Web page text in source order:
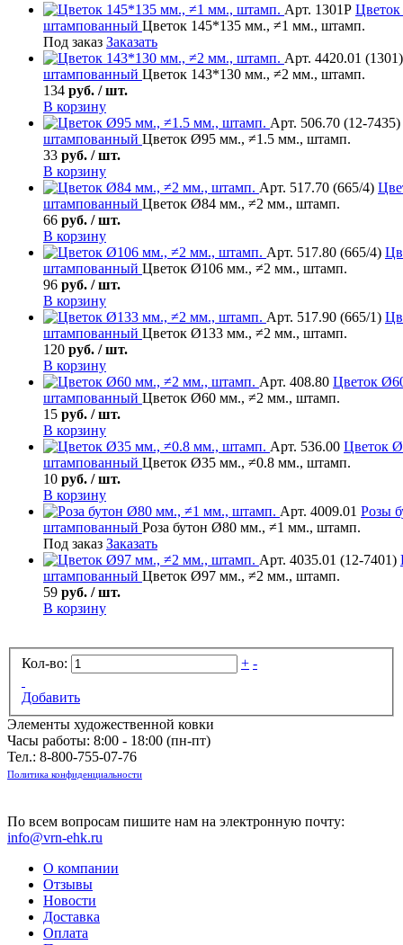
Арт. 1301Р Цветок
штампованный Цветок 145*135 мм., ≠1 мм., штамп.
Под заказ Заказать
Арт. 4420.01 (1301)
штампованный Цветок 143*130 мм., ≠2 мм., штамп.
134 руб. / шт.
В корзину
Арт. 506.70 (12-7435)
штампованный Цветок Ø95 мм., ≠1.5 мм., штамп.
33 руб. / шт.
В корзину
Арт. 517.70 (665/4)
штампованный Цветок Ø84 мм., ≠2 мм., штамп.
66 руб. / шт.
В корзину
Арт. 517.80 (665/4)
штампованный Цветок Ø106 мм., ≠2 мм., штамп.
96 руб. / шт.
В корзину
Арт. 517.90 (665/1)
штампованный Цветок Ø133 мм., ≠2 мм., штамп.
120 руб. / шт.
В корзину
Арт. 408.80 Цветок
штампованный Цветок Ø60 мм., ≠2 мм., штамп.
15 руб. / шт.
В корзину
Арт. 536.00 Цветок
штампованный Цветок Ø35 мм., ≠0.8 мм., штамп.
10 руб. / шт.
В корзину
Арт. 4009.01 Розы
штампованный Роза бутон Ø80 мм., ≠1 мм., штамп.
Под заказ Заказать
Арт. 4035.01 (12-7401)
штампованный Цветок Ø97 мм., ≠2 мм., штамп.
59 руб. / шт.
В корзину
Кол-во: + -
Добавить
Элементы художественной ковки
Часы работы: 8:00 - 18:00 (пн-пт)
Тел.: 8-800-755-07-76
Политика конфиденциальности
По всем вопросам пишите нам на электронную почту:
info@vrn-ehk.ru
О компании
Отзывы
Новости
Доставка
Оплата